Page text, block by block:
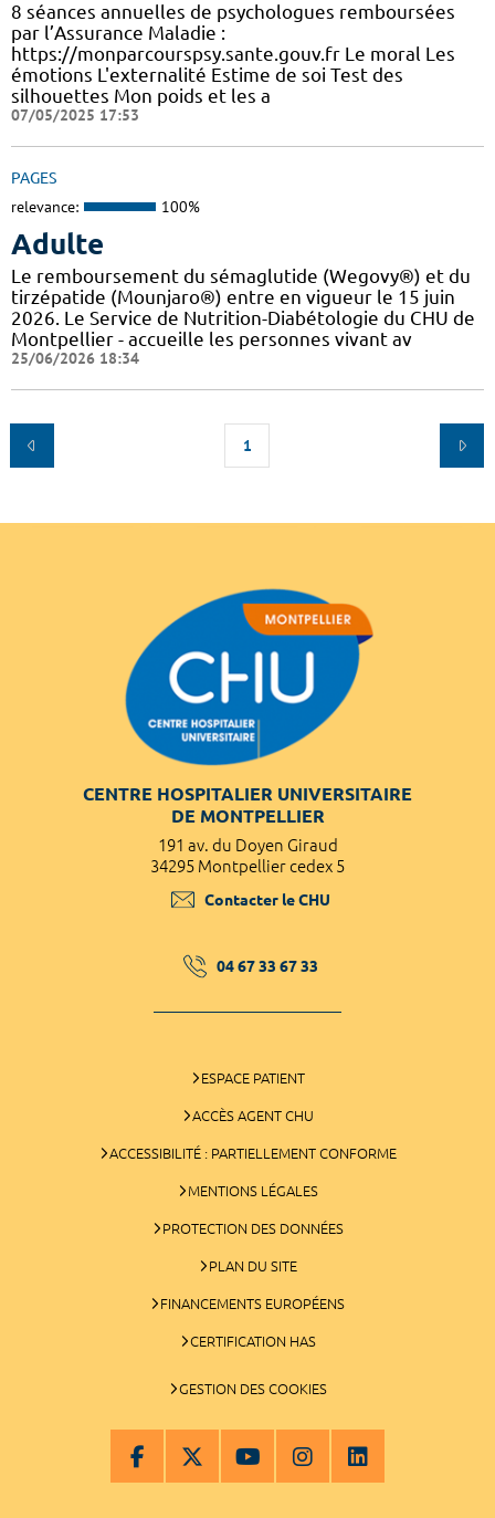
8 séances annuelles de psychologues remboursées
par l’Assurance Maladie :
https://monparcourspsy.sante.gouv.fr Le moral Les
émotions L'externalité Estime de soi Test des
silhouettes Mon poids et les a
07/05/2025 17:53
PAGES
relevance: 100%
Adulte
Le remboursement du sémaglutide (Wegovy®) et du
tirzépatide (Mounjaro®) entre en vigueur le 15 juin
2026. Le Service de Nutrition-Diabétologie du CHU de
Montpellier - accueille les personnes vivant av
25/06/2026 18:34
1
CENTRE HOSPITALIER UNIVERSITAIRE
DE MONTPELLIER
191 av. du Doyen Giraud
34295 Montpellier cedex 5
Contacter le CHU
04 67 33 67 33
ESPACE PATIENT
ACCÈS AGENT CHU
ACCESSIBILITÉ : PARTIELLEMENT CONFORME
MENTIONS LÉGALES
PROTECTION DES DONNÉES
PLAN DU SITE
FINANCEMENTS EUROPÉENS
CERTIFICATION HAS
GESTION DES COOKIES